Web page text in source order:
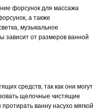
форсунок для массажа
а также
музыкальное
от размеров ванной
средств, так как они могут
щелочные чистящие
ванну насухо мягкой